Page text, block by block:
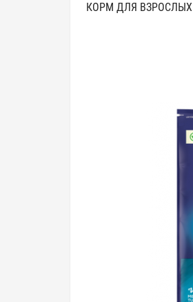
КОРМ ДЛЯ ВЗРОСЛЫХ